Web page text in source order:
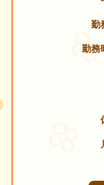
勤
勤務